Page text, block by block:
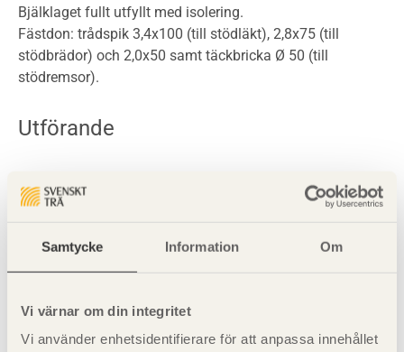
Samtycke Information Om
Vi värnar om din integritet
Vi använder enhetsidentifierare för att anpassa innehållet
Bjälklaget fullt utfyllt med isolering.
Fästdon: trådspik 3,4x100 (till stödläkt), 2,8x75 (till
stödbrädor) och 2,0x50 samt täckbricka Ø 50 (till
stödremsor).
Utförande
Stödbrädor eller stödläkt monteras mot bjälkarna.
Blindbottenbrädor eller -skivor tillpassas med god
varje sida med spikavstånd 200 mm. Skarvar mellan
skivor täcks på undersidan med 300 mm breda remsor av
Isolerskivorna monteras på undersidan med hjälp av
stödremsa och spik med täckbricka.